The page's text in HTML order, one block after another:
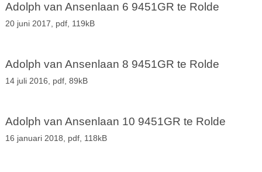
Adolph van Ansenlaan 6 9451GR te Rolde
20 juni 2017, pdf, 119kB
Adolph van Ansenlaan 8 9451GR te Rolde
14 juli 2016, pdf, 89kB
Adolph van Ansenlaan 10 9451GR te Rolde
16 januari 2018, pdf, 118kB